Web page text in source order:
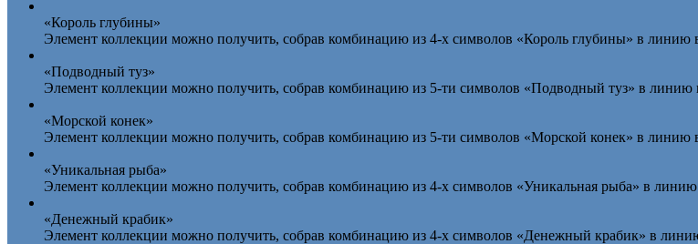
«Король глубины»
Элемент коллекции можно получить, собрав комбинацию из 4-х символов «Король глубины» в линию
«Подводный туз»
Элемент коллекции можно получить, собрав комбинацию из 5-ти символов «Подводный туз» в линию
«Морской конек»
Элемент коллекции можно получить, собрав комбинацию из 5-ти символов «Морской конек» в линию
«Уникальная рыба»
Элемент коллекции можно получить, собрав комбинацию из 4-х символов «Уникальная рыба» в линию
«Денежный крабик»
Элемент коллекции можно получить, собрав комбинацию из 4-х символов «Денежный крабик» в